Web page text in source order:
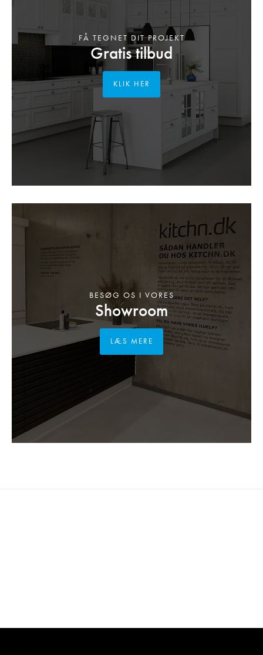
Gratis tilbud
FÅ TEGNET DIT PROJEKT
KLIK HER
Showroom
BESØG OS I VORES
LÆS MERE